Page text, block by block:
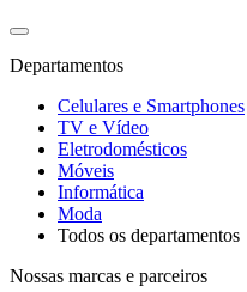
Departamentos
Celulares e Smartphones
TV e Vídeo
Eletrodomésticos
Móveis
Informática
Moda
Todos os departamentos
Nossas marcas e parceiros